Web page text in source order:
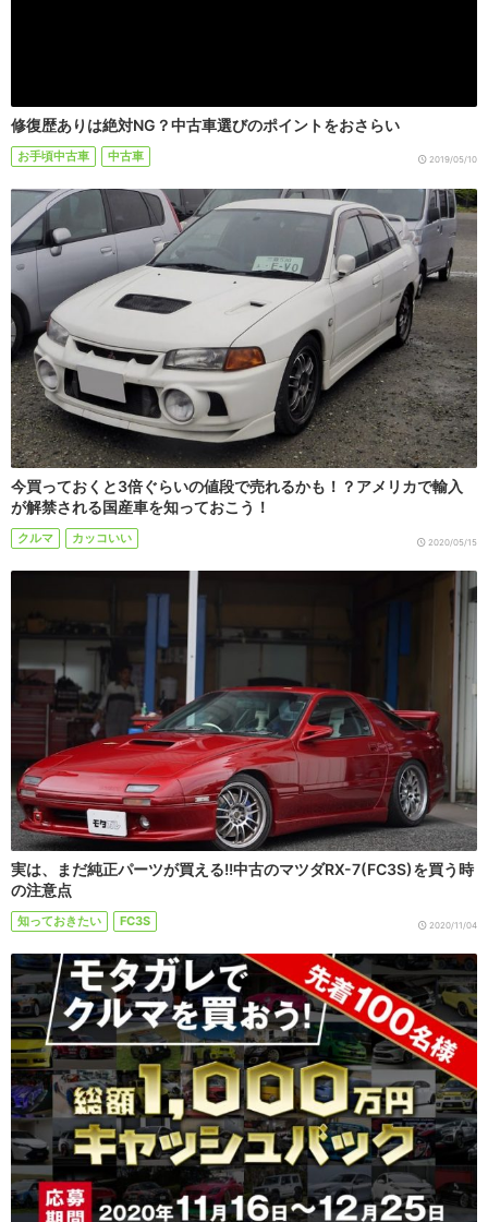
修復歴ありは絶対NG？中古車選びのポイントをおさらい
お手頃中古車 中古車 2019/05/10
今買っておくと3倍ぐらいの値段で売れるかも！？アメリカで輸入
が解禁される国産車を知っておこう！
クルマ カッコいい 2020/05/15
実は、まだ純正パーツが買える!!中古のマツダRX-7(FC3S)を買う時
の注意点
知っておきたい FC3S 2020/11/04